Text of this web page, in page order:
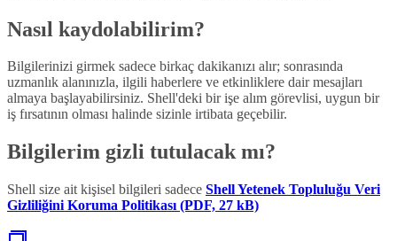
Nasıl kaydolabilirim?
Bilgilerinizi girmek sadece birkaç dakikanızı alır; sonrasında
uzmanlık alanınızla, ilgili haberlere ve etkinliklere dair mesajları
almaya başlayabilirsiniz. Shell'deki bir işe alım görevlisi, uygun bir
iş fırsatının olması halinde sizinle irtibata geçebilir.
Bilgilerim gizli tutulacak mı?
Shell size ait kişisel bilgileri sadece Shell Yetenek Topluluğu Veri
Gizliliğini Koruma Politikası (PDF, 27 kB)